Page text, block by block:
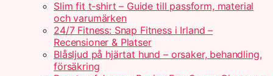
Slim fit t-shirt – Guide till passform, material
och varumärken
24/7 Fitness: Snap Fitness i Irland –
Recensioner & Platser
Blåsljud på hjärtat hund – orsaker, behandling,
försäkring